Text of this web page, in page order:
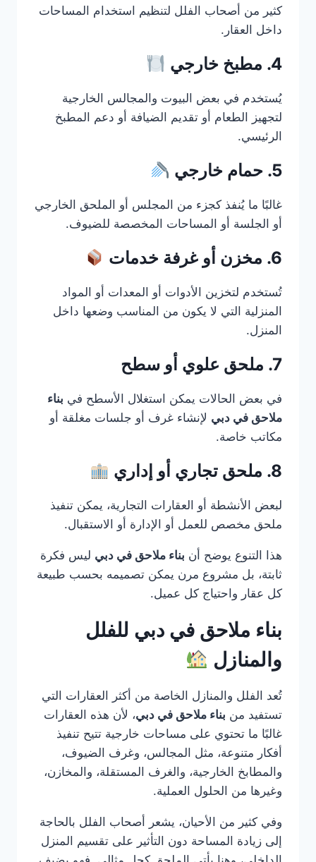
كثير من أصحاب الفلل لتنظيم استخدام المساحات
داخل العقار.
4. مطبخ خارجي
يُستخدم في بعض البيوت والمجالس الخارجية
لتجهيز الطعام أو تقديم الضيافة أو دعم المطبخ
الرئيسي.
5. حمام خارجي
غالبًا ما يُنفذ كجزء من المجلس أو الملحق الخارجي
أو الجلسة أو المساحات المخصصة للضيوف.
6. مخزن أو غرفة خدمات
تُستخدم لتخزين الأدوات أو المعدات أو المواد
المنزلية التي لا يكون من المناسب وضعها داخل
المنزل.
7. ملحق علوي أو سطح
في بعض الحالات يمكن استغلال الأسطح في بناء
ملاحق في دبي لإنشاء غرف أو جلسات مغلقة أو
مكاتب خاصة.
8. ملحق تجاري أو إداري
لبعض الأنشطة أو العقارات التجارية، يمكن تنفيذ
ملحق مخصص للعمل أو الإدارة أو الاستقبال.
هذا التنوع يوضح أن بناء ملاحق في دبي ليس فكرة
ثابتة، بل مشروع مرن يمكن تصميمه بحسب طبيعة
كل عقار واحتياج كل عميل.
بناء ملاحق في دبي للفلل
والمنازل
تُعد الفلل والمنازل الخاصة من أكثر العقارات التي
تستفيد من بناء ملاحق في دبي، لأن هذه العقارات
غالبًا ما تحتوي على مساحات خارجية تتيح تنفيذ
أفكار متنوعة، مثل المجالس، وغرف الضيوف،
والمطابخ الخارجية، والغرف المستقلة، والمخازن،
وغيرها من الحلول العملية.
وفي كثير من الأحيان، يشعر أصحاب الفلل بالحاجة
إلى زيادة المساحة دون التأثير على تقسيم المنزل